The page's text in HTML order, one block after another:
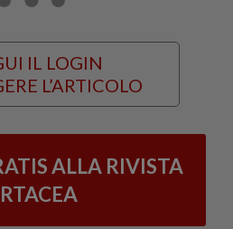
IL LOGIN
L’ARTICOLO
ALLA RIVISTA